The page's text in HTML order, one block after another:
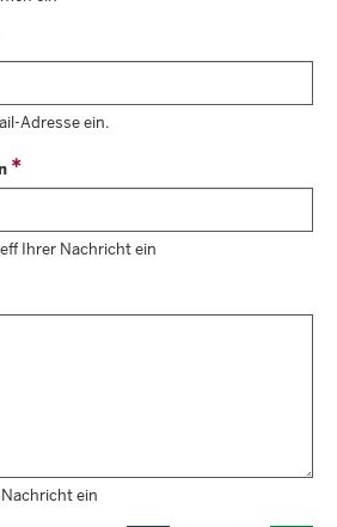
Adresse ein.
Ihrer Nachricht ein
ein